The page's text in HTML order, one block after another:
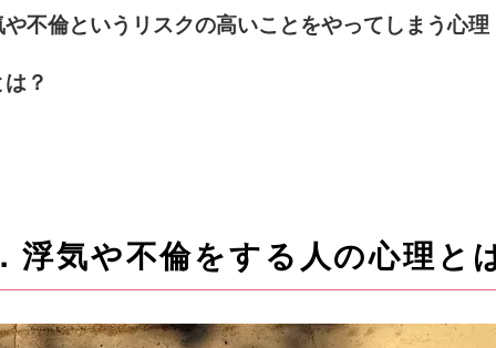
不倫というリスクの高いことをやってしまう心理
？
浮気や不倫をする人の心理と